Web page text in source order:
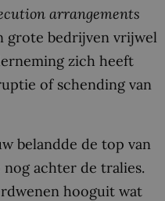
arrangements
grote bedrijven vrijwel
zich heeft
of schending van
belandde de top van
achter de tralies.
hooguit wat